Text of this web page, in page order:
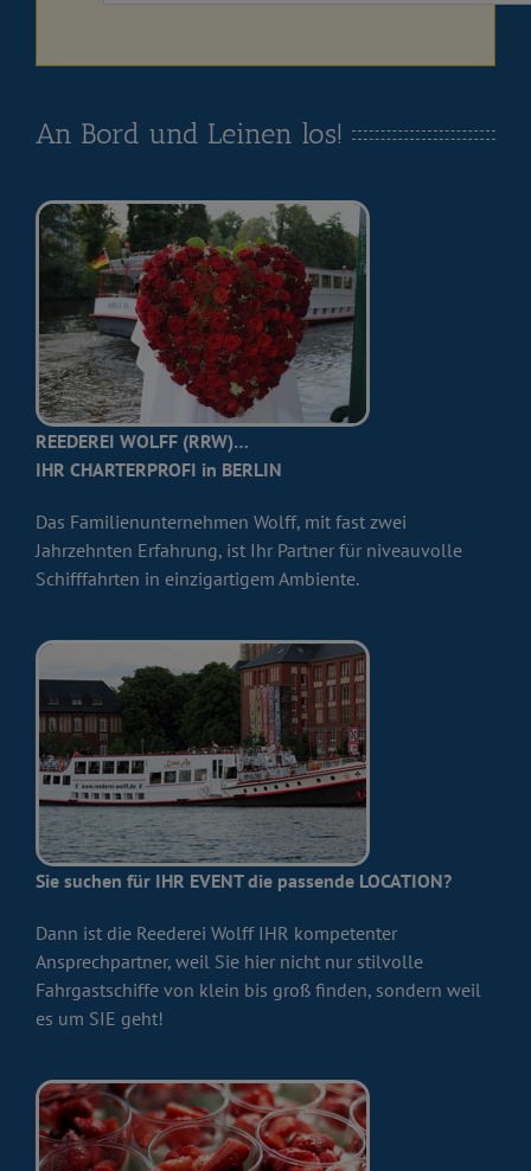
An Bord und Leinen los!
REEDEREI WOLFF (RRW)…
IHR CHARTERPROFI in BERLIN
Das Familienunternehmen Wolff, mit fast zwei
Jahrzehnten Erfahrung, ist Ihr Partner für niveauvolle
Schifffahrten in einzigartigem Ambiente.
Sie suchen für IHR EVENT die passende LOCATION?
Dann ist die Reederei Wolff IHR kompetenter
Ansprechpartner, weil Sie hier nicht nur stilvolle
Fahrgastschiffe von klein bis groß finden, sondern weil
es um SIE geht!